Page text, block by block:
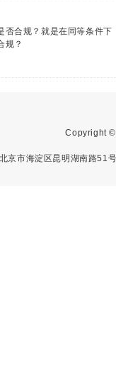
否合规？就是在同等条件
规？
Copyright
京市海淀区昆明湖南路51